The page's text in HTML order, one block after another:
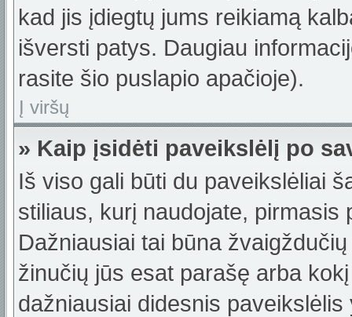
kad jis įdiegtų jums reikiamą
išversti patys. Daugiau
rasite šio puslapio apačioje).
Į viršų
» Kaip įsidėti paveikslėlį po
Iš viso gali būti du paveikslėliai
stiliaus, kurį naudojate,
Dažniausiai tai būna
žinučių jūs esat parašę arba
dažniausiai didesnis